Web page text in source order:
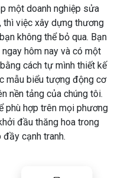
một doanh nghiệp sửa
thì việc xây dựng thương
không thể bỏ qua. Bạn
hôm nay và có một
cách tự mình thiết kế
mẫu biểu tượng động cơ
nền tảng của chúng tôi.
phù hợp trên mọi phương
đầu thăng hoa trong
cạnh tranh.